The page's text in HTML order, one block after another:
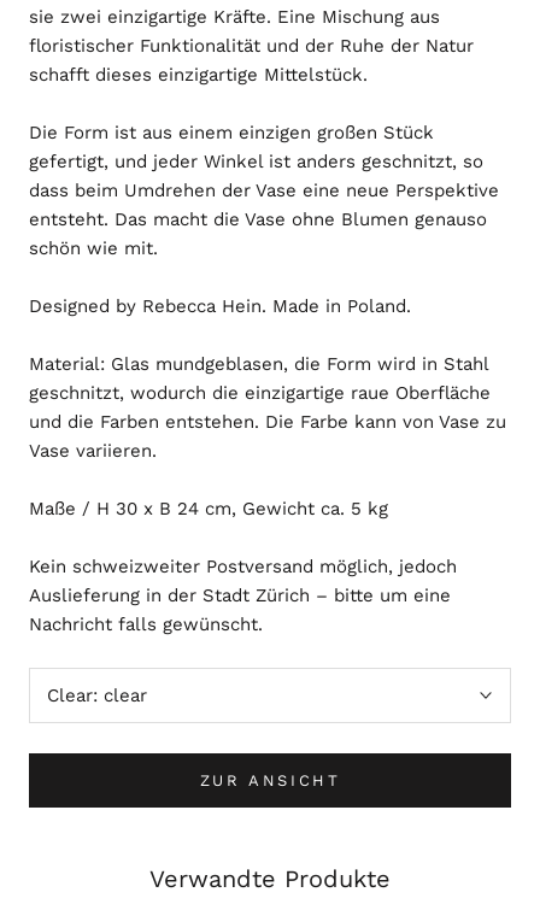
sie zwei einzigartige Kräfte. Eine Mischung aus
floristischer Funktionalität und der Ruhe der Natur
schafft dieses einzigartige Mittelstück.
Die Form ist aus einem einzigen großen Stück
gefertigt, und jeder Winkel ist anders geschnitzt, so
dass beim Umdrehen der Vase eine neue Perspektive
entsteht. Das macht die Vase ohne Blumen genauso
schön wie mit.
Designed by Rebecca Hein. Made in Poland.
Material: Glas mundgeblasen, die Form wird in Stahl
geschnitzt, wodurch die einzigartige raue Oberfläche
und die Farben entstehen. Die Farbe kann von Vase zu
Vase variieren.
Maße / H 30 x B 24 cm, Gewicht ca. 5 kg
Kein schweizweiter Postversand möglich, jedoch
Auslieferung in der Stadt Zürich – bitte um eine
Nachricht falls gewünscht.
Clear: clear
ZUR ANSICHT
Verwandte Produkte